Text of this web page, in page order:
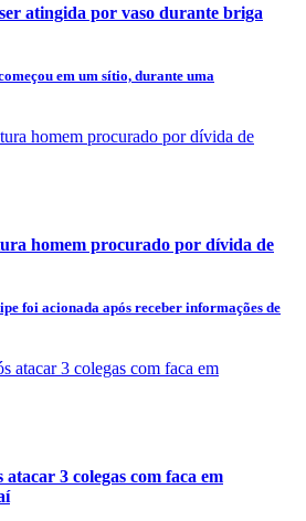
atingida por vaso durante briga
em um sítio, durante uma
homem procurado por dívida de
foi acionada após receber informações de
3 colegas com faca em